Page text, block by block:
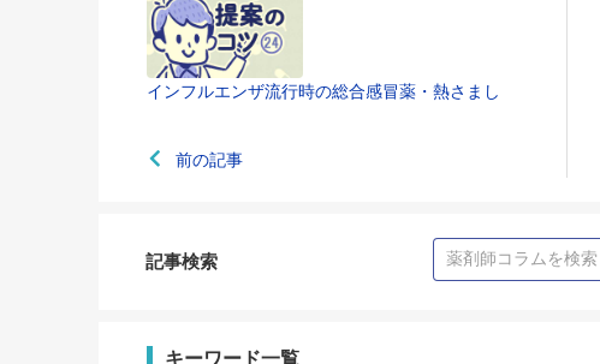
インフルエンザ流行時の総合感冒薬・熱さまし
前の記事
記事検索
キーワード一覧